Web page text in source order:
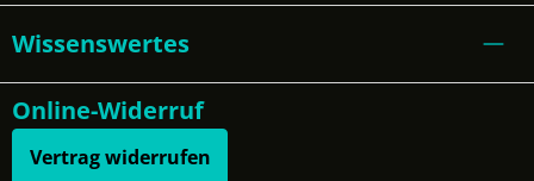
Wissenswertes
Online-Widerruf
Vertrag widerrufen